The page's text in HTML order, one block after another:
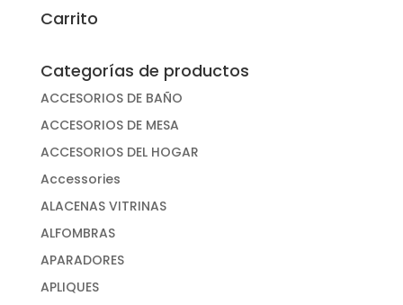
Carrito
Categorías de productos
ACCESORIOS DE BAÑO
ACCESORIOS DE MESA
ACCESORIOS DEL HOGAR
Accessories
ALACENAS VITRINAS
ALFOMBRAS
APARADORES
APLIQUES